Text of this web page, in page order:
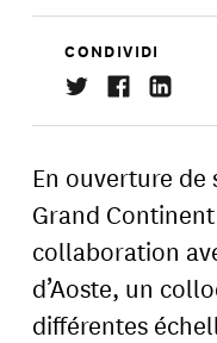
CONDIVIDI
En ouverture
Grand
collaboration
d’Aoste, un
différentes